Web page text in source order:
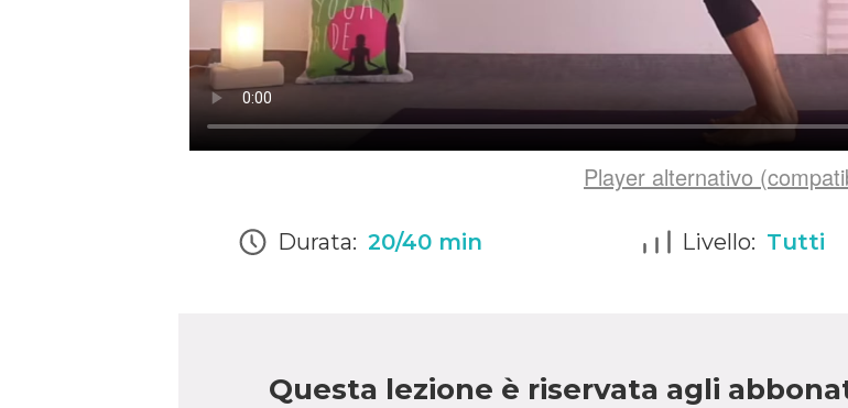
Player alternativo
Durata: 20/40 min Livello: Tutti
Questa lezione è riservata agli